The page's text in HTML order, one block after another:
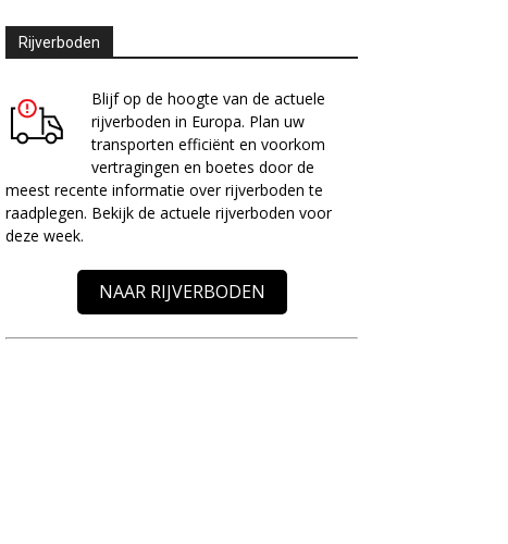
Rijverboden
Blijf op de hoogte van de actuele
rijverboden in Europa. Plan uw
transporten efficiënt en voorkom
vertragingen en boetes door de
meest recente informatie over rijverboden te
raadplegen. Bekijk de actuele rijverboden voor
deze week.
NAAR RIJVERBODEN